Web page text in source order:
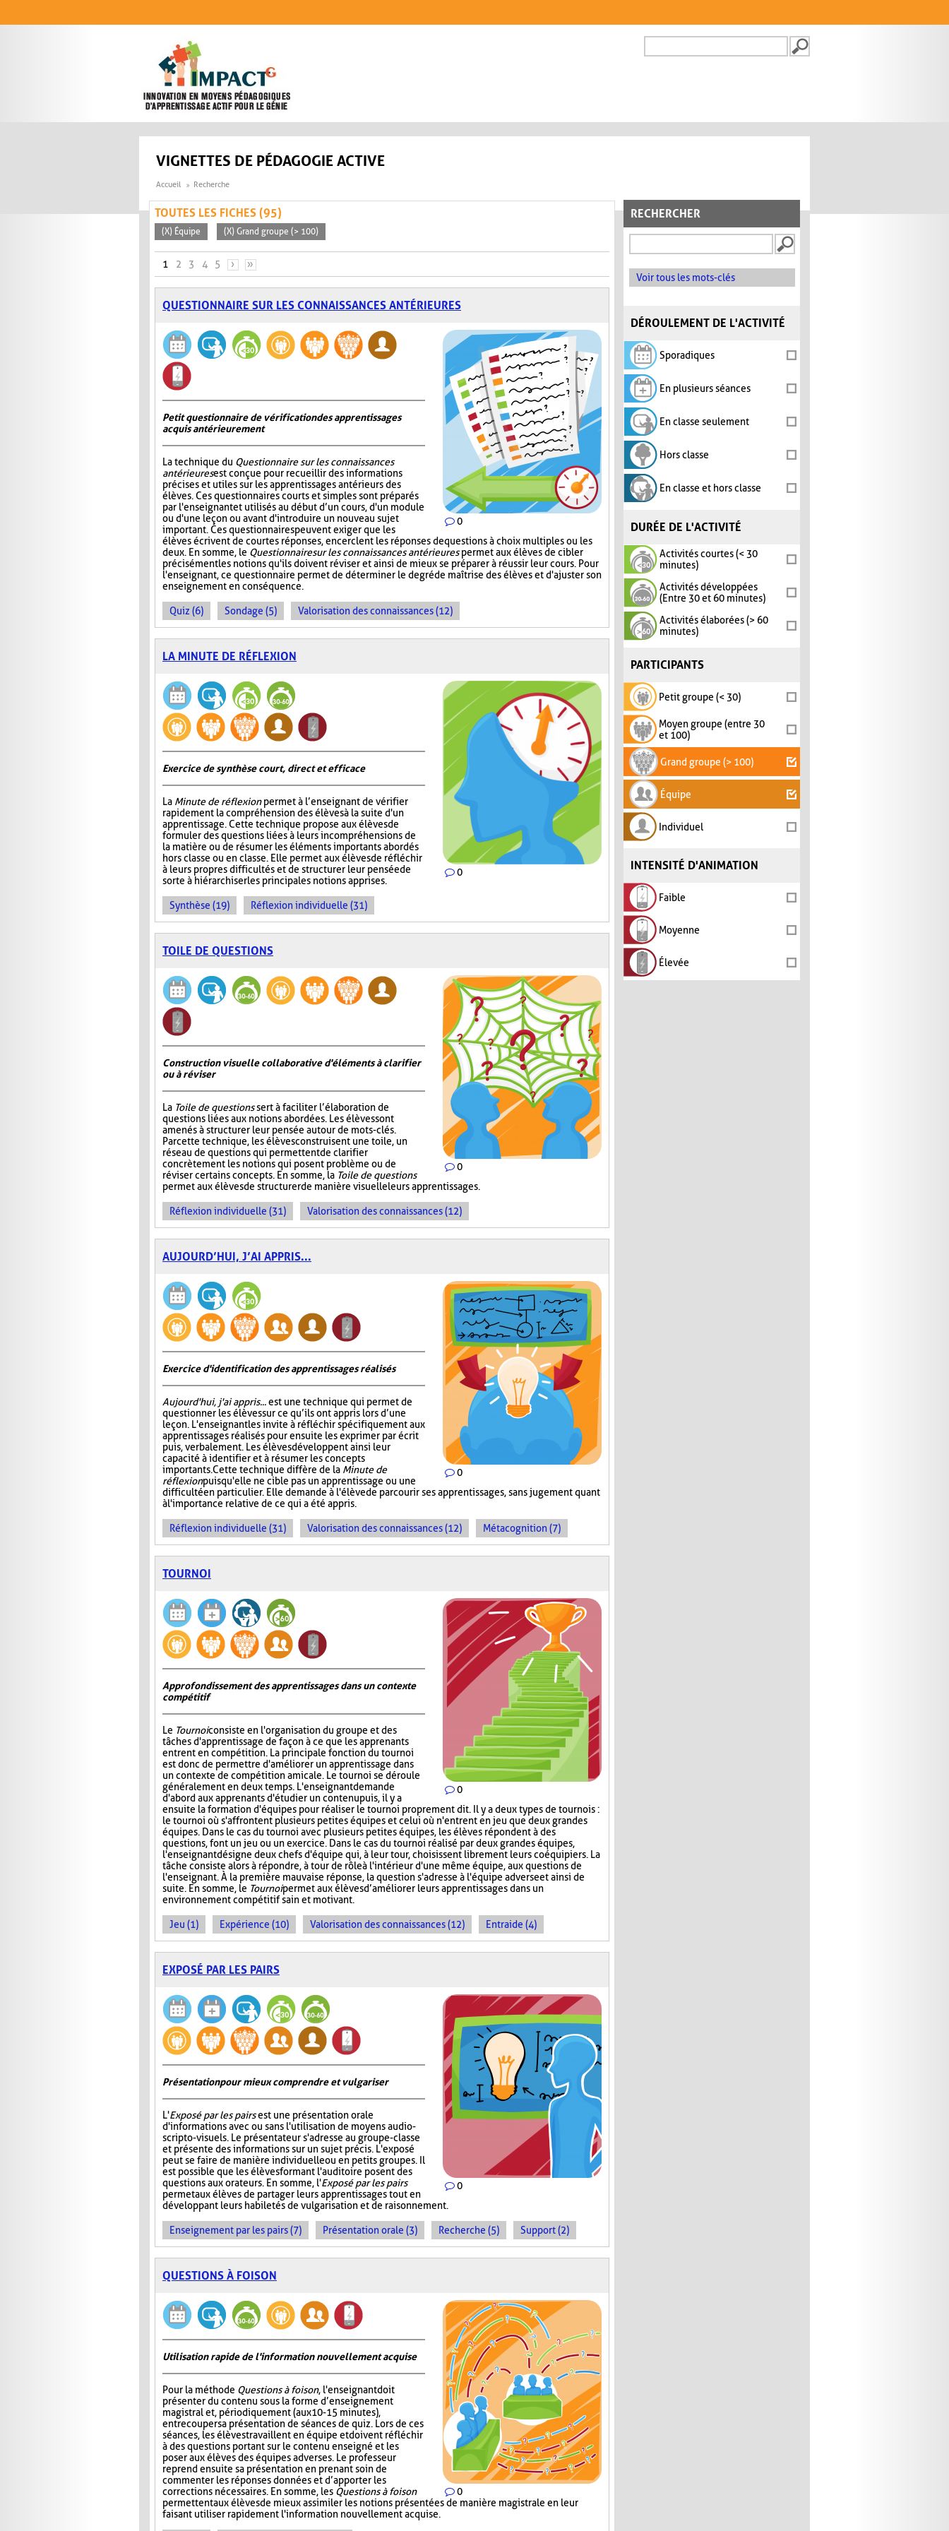
FORMULAIRE DE
VIGNETTES DE PÉDAGOGIE ACTIVE
Accueil Recherche
RECHERCHER
Voir tous les mots-clés
DÉROULEMENT DE L'ACTIVITÉ
Sporadiques
En plusieurs séances
En classe seulement
Hors classe
En classe et hors classe
DURÉE DE L'ACTIVITÉ
Activités courtes (< 30
minutes)
Activités développées
(Entre 30 et 60 minutes)
Activités élaborées (> 60
minutes)
PARTICIPANTS
Petit groupe (< 30)
Moyen groupe (entre 30
et 100)
Grand groupe (> 100)
Équipe
Individuel
INTENSITÉ D'ANIMATION
Faible
Moyenne
Élevée
TOUTES LES FICHES (95)
(X) Équipe (X) Grand groupe (> 100)
PAGES
1 2 3 4 5 › »
QUESTIONNAIRE SUR LES CONNAISSANCES ANTÉRIEURES
0
Petit questionnaire de vérification des apprentissages
acquis antérieurement
La technique du Questionnaire sur les connaissances
antérieuresest conçue pour recueillir des informations
précises et utiles sur les apprentissages antérieurs des
élèves. Ces questionnaires courts et simples sont préparés
par l'enseignant et utilisés au début d’un cours, d'un module
ou d'une leçon ou avant d'introduire un nouveau sujet
important. Ces questionnaires peuvent exiger que les
élèves écrivent de courtes réponses, encerclent les réponses de questions à choix multiples ou les
deux. En somme, le Questionnaire sur les connaissances antérieurespermet aux élèves de cibler
précisément les notions qu'ils doivent réviser et ainsi de mieux se préparer à réussir leur cours. Pour
l'enseignant, ce questionnaire permet de déterminer le degré de maîtrise des élèves et d'ajuster son
enseignement en conséquence.
Quiz (6) Sondage (5) Valorisation des connaissances (12)
LA MINUTE DE RÉFLEXION
0
Exercice de synthèse court, direct et efficace
La Minute de réflexionpermet à l’enseignant de vérifier
rapidement la compréhension des élèves à la suite d'un
apprentissage. Cette technique propose aux élèves de
formuler des questions liées à leurs incompréhensions de
la matière ou de résumer les éléments importants abordés
hors classe ou en classe. Elle permet aux élèves de réfléchir
à leurs propres difficultés et de structurer leur pensée de
sorte à hiérarchiser les principales notions apprises.
Synthèse (19) Réflexion individuelle (31)
TOILE DE QUESTIONS
0
Construction visuelle collaborative d'éléments à clarifier
ou à réviser
La Toile de questionssert à faciliter l’élaboration de
questions liées aux notions abordées. Les élèves sont
amenés à structurer leur pensée autour de mots-clés.
Par cette technique, les élèves construisent une toile, un
réseau de questions qui permettent de clarifier
concrètement les notions qui posent problème ou de
réviser certains concepts. En somme, la Toile de questions
permet aux élèves de structurer de manière visuelle leurs apprentissages.
Réflexion individuelle (31) Valorisation des connaissances (12)
AUJOURD’HUI, J’AI APPRIS...
0
Exercice d'identification des apprentissages réalisés
Aujourd'hui, j'ai appris...est une technique qui permet de
questionner les élèves sur ce qu’ils ont appris lors d’une
leçon. L'enseignant les invite à réfléchir spécifiquement aux
apprentissages réalisés pour ensuite les exprimer par écrit
puis, verbalement. Les élèves développent ainsi leur
capacité à identifier et à résumer les concepts
importants. Cette technique diffère de la Minute de
réflexionpuisqu'elle ne cible pas un apprentissage ou une
difficulté en particulier. Elle demande à l'élève de parcourir ses apprentissages, sans jugement quant
à l'importance relative de ce qui a été appris.
Réflexion individuelle (31) Valorisation des connaissances (12) Métacognition (7)
TOURNOI
0
Approfondissement des apprentissages dans un contexte
compétitif
Le Tournoiconsiste en l'organisation du groupe et des
tâches d'apprentissage de façon à ce que les apprenants
entrent en compétition. La principale fonction du tournoi
est donc de permettre d'améliorer un apprentissage dans
un contexte de compétition amicale. Le tournoi se déroule
généralement en deux temps. L'enseignant demande
d'abord aux apprenants d'étudier un contenu puis, il y a
ensuite la formation d'équipes pour réaliser le tournoi proprement dit. Il y a deux types de tournois :
le tournoi où s'affrontent plusieurs petites équipes et celui où n'entrent en jeu que deux grandes
équipes. Dans le cas du tournoi avec plusieurs petites équipes, les élèves répondent à des
questions, font un jeu ou un exercice. Dans le cas du tournoi réalisé par deux grandes équipes,
l'enseignant désigne deux chefs d'équipe qui, à leur tour, choisissent librement leurs coéquipiers. La
tâche consiste alors à répondre, à tour de rôle à l'intérieur d'une même équipe, aux questions de
l'enseignant. À la première mauvaise réponse, la question s'adresse à l'équipe adverse et ainsi de
suite. En somme, le Tournoipermet aux élèves d’améliorer leurs apprentissages dans un
environnement compétitif sain et motivant.
Jeu (1) Expérience (10) Valorisation des connaissances (12) Entraide (4)
EXPOSÉ PAR LES PAIRS
0
Présentation pour mieux comprendre et vulgariser
L'Exposé par les pairsest une présentation orale
d'informations avec ou sans l'utilisation de moyens audio-
scripto-visuels. Le présentateur s'adresse au groupe-classe
et présente des informations sur un sujet précis. L'exposé
peut se faire de manière individuelle ou en petits groupes. Il
est possible que les élèves formant l'auditoire posent des
questions aux orateurs. En somme, l'Exposé par les pairs
permet aux élèves de partager leurs apprentissages tout en
développant leurs habiletés de vulgarisation et de raisonnement.
Enseignement par les pairs (7) Présentation orale (3) Recherche (5) Support (2)
QUESTIONS À FOISON
0
Utilisation rapide de l'information nouvellement acquise
Pour la méthode Questions à foison, l'enseignant doit
présenter du contenu sous la forme d’enseignement
magistral et, périodiquement (aux 10-15 minutes),
entrecouper sa présentation de séances de quiz. Lors de ces
séances, les élèves travaillent en équipe et doivent réfléchir
à des questions portant sur le contenu enseigné et les
poser aux élèves des équipes adverses. Le professeur
reprend ensuite sa présentation en prenant soin de
commenter les réponses données et d’apporter les
corrections nécessaires. En somme, les Questions à foison
permettent aux élèves de mieux assimiler les notions présentées de manière magistrale en leur
faisant utiliser rapidement l'information nouvellement acquise.